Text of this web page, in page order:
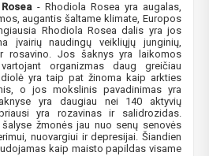
- Rhodiola Rosea yra augalas,
augantis šaltame klimate, Europos
Rhodiola Rosea dalis yra jos
įvairių naudingų veikliųjų junginių,
rosavino. Jos šaknys yra laikomos
organizmas daug greičiau
yra taip pat žinoma kaip arkties
o jos mokslinis pavadinimas yra
yra daugiau nei 140 aktyvių
yra rozavinas ir salidrozidas.
žmonės jau nuo senų senovės
nuovargiui ir depresijai. Šiandien
kaip maisto papildas visame